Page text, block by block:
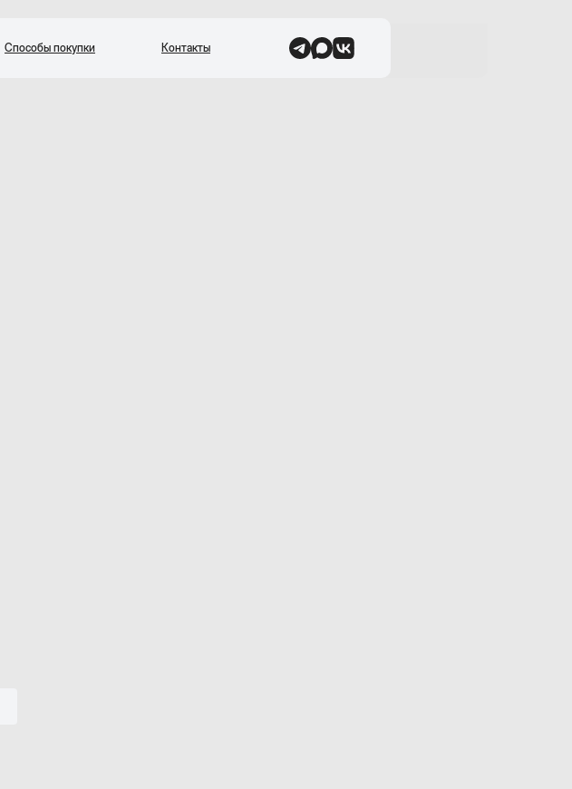
Паркинг и кладовые Район
Способы покупки Контакты